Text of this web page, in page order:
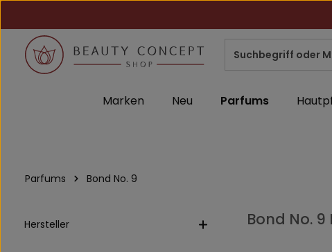
Marken Neu Parfums
Parfums Bond No. 9
Hersteller Bond No.